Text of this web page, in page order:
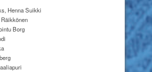
Henna Suikki
Borg